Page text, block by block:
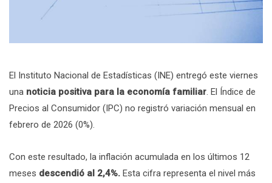
El Instituto Nacional de Estadísticas (INE) entregó este viernes
una noticia positiva para la economía familiar . El Índice de
Precios al Consumidor (IPC) no registró variación mensual en
febrero de 2026 (0%).
Con este resultado, la inflación acumulada en los últimos 12
meses descendió al 2,4%. Esta cifra representa el nivel más